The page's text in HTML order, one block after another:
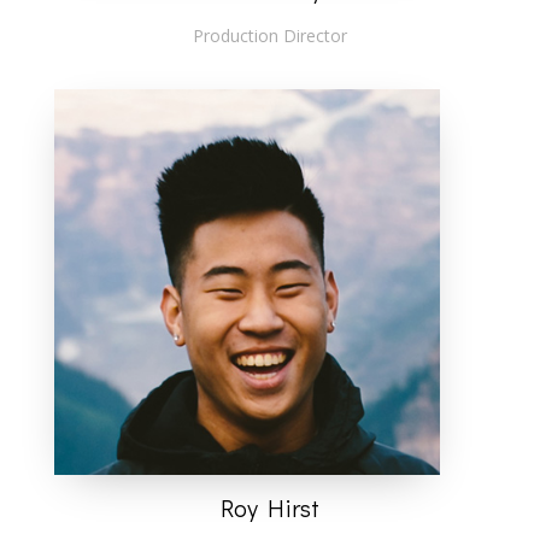
Production Director
Roy Hirst